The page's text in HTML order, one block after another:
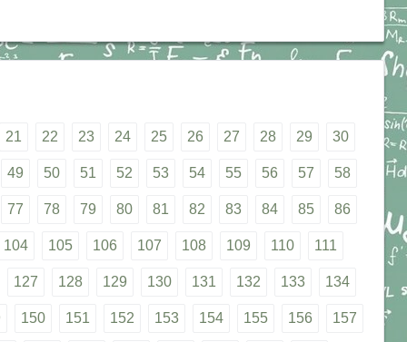
21 22 23 24 25 26 27 28 29 30
49 50 51 52 53 54 55 56 57 58
77 78 79 80 81 82 83 84 85 86
104 105 106 107 108 109 110 111
127 128 129 130 131 132 133 134
150 151 152 153 154 155 156 157